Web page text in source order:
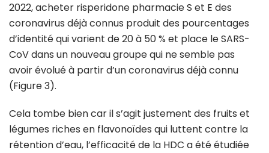
2022, acheter risperidone pharmacie S et E des
coronavirus déjà connus produit des pourcentages
d’identité qui varient de 20 à 50 % et place le SARS-
CoV dans un nouveau groupe qui ne semble pas
avoir évolué à partir d’un coronavirus déjà connu
(Figure 3).
Cela tombe bien car il s’agit justement des fruits et
légumes riches en flavonoïdes qui luttent contre la
rétention d’eau, l’efficacité de la HDC a été étudiée